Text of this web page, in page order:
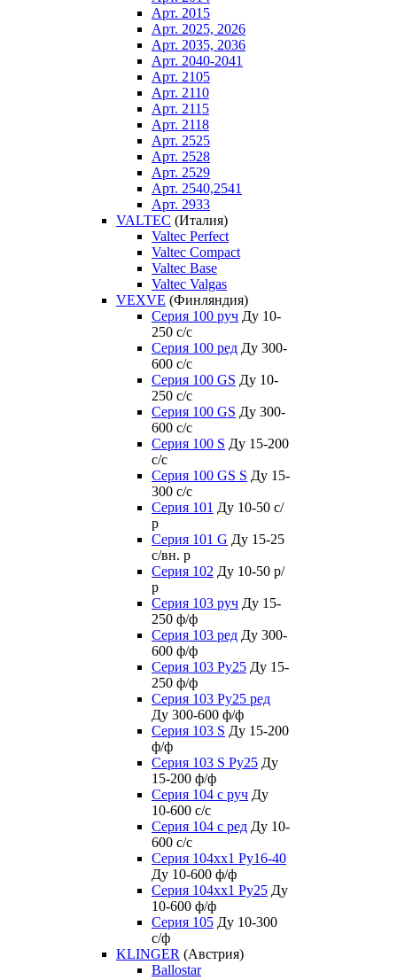
Арт. 2015
Арт. 2025, 2026
Арт. 2035, 2036
Арт. 2040-2041
Арт. 2105
Арт. 2110
Арт. 2115
Арт. 2118
Арт. 2525
Арт. 2528
Арт. 2529
Арт. 2540,2541
Арт. 2933
VALTEC (Италия)
Valtec Perfect
Valtec Compact
Valtec Base
Valtec Valgas
VEXVE (Финляндия)
Серия 100 руч Ду 10-
250 c/c
Серия 100 ред Ду 300-
600 c/c
Серия 100 GS Ду 10-
250 c/c
Серия 100 GS Ду 300-
600 c/c
Серия 100 S Ду 15-200
c/c
Серия 100 GS S Ду 15-
300 c/c
Серия 101 Ду 10-50 с/
р
Серия 101 G Ду 15-25
с/вн. р
Серия 102 Ду 10-50 р/
р
Серия 103 руч Ду 15-
250 ф/ф
Серия 103 ред Ду 300-
600 ф/ф
Серия 103 Ру25 Ду 15-
250 ф/ф
Серия 103 Ру25 ред
Ду 300-600 ф/ф
Серия 103 S Ду 15-200
ф/ф
Серия 103 S Ру25 Ду
15-200 ф/ф
Серия 104 с руч Ду
10-600 с/с
Серия 104 с ред Ду 10-
600 с/с
Серия 104xx1 Ру16-40
Ду 10-600 ф/ф
Серия 104xx1 Ру25 Ду
10-600 ф/ф
Серия 105 Ду 10-300
с/ф
KLINGER (Австрия)
Ballostar